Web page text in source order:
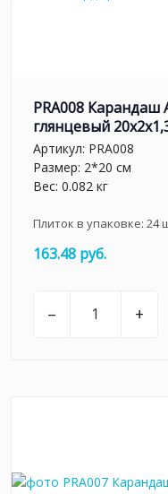
PRA008
глянцевый
Артикул: PRA008
Размер: 2*20 см
Вес: 0.082 кг
Плиток в упаковке: 24
163.48 руб.
– +